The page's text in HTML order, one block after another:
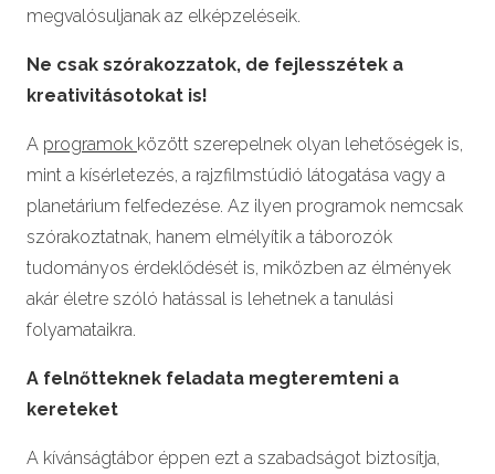
megvalósuljanak az elképzeléseik.
Ne csak szórakozzatok, de fejlesszétek a
kreativitásotokat is!
A programok között szerepelnek olyan lehetőségek is,
mint a kísérletezés, a rajzfilmstúdió látogatása vagy a
planetárium felfedezése. Az ilyen programok nemcsak
szórakoztatnak, hanem elmélyítik a táborozók
tudományos érdeklődését is, miközben az élmények
akár életre szóló hatással is lehetnek a tanulási
folyamataikra.
A felnőtteknek feladata megteremteni a
kereteket
A kívánságtábor éppen ezt a szabadságot biztosítja,